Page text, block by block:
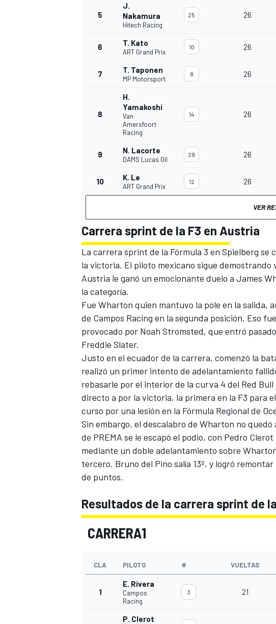
5
J.
Nakamura
Hitech Racing
25 26
6 T. Kato
ART Grand Prix
10 26
7 T. Taponen
MP Motorsport
8 26
8
H.
Yamakoshi
Van
Amersfoort
Racing
14 26
9 N. Lacorte
DAMS Lucas Oil
29 26
10 K. Le
ART Grand Prix
12 26
VER
Carrera sprint de la F3 en Austria
La carrera sprint de la Fórmula 3 en Spielberg se
la victoria. El piloto mexicano sigue
Austria le ganó un emocionante duelo a James
la categoría.
Fue Wharton quien mantuvo la pole en la salida,
de Campos Racing en la segunda posición. Eso
provocado por Noah Stromsted, que entró
Freddie Slater.
Justo en el ecuador de la carrera, comenzó la
realizó un primer intento de adelantamiento
rebasarle por el interior de la curva 4 del Red
directo a por la victoria, la primera en la F3 para
curso por una lesión en la Fórmula Regional de
Sin embargo, el descalabro de Wharton no
de PREMA se le escapó el podio, con Pedro
mediante un doble adelantamiento sobre
tercero. Bruno del Pino salía 13º, y logró
de puntos.
Resultados de la carrera sprint de
CARRERA1
CLA PILOTO # VUELTAS
1
E. Rivera
Campos
Racing
3 21
P. Clerot